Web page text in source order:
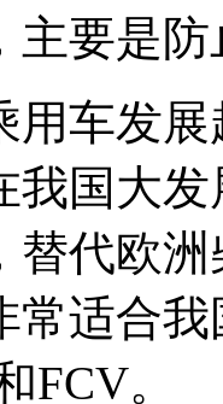
主要是
用车发
我国大
替代欧
常适合
FCV。